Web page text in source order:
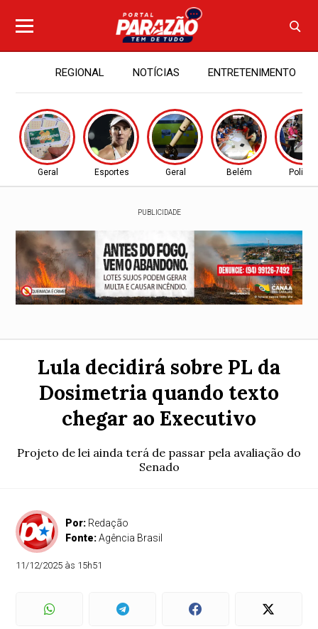
REGIONAL NOTÍCIAS ENTRETENIMENTO
Geral Esportes Geral Belém Política
PUBLICIDADE
Lula decidirá sobre PL da
Dosimetria quando texto
chegar ao Executivo
Projeto de lei ainda terá de passar pela avaliação do
Senado
Por: Redação
Fonte:Agência Brasil
11/12/2025 às 15h51